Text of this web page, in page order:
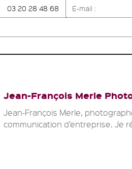
03 20 28 48 68 E-mail :
Jean-François Merle
Jean-François Merle,
communication d’entreprise. Je